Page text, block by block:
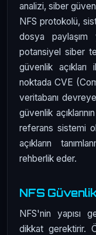
analizi, siber
NFS protokolü,
dosya paylaşım
potansiyel siber
güvenlik
noktada CVE
veritabanı
güvenlik
referans sistemi
açıkların
rehberlik eder.
NFS
NFS'nin yapısı
dikkat gerektirir.